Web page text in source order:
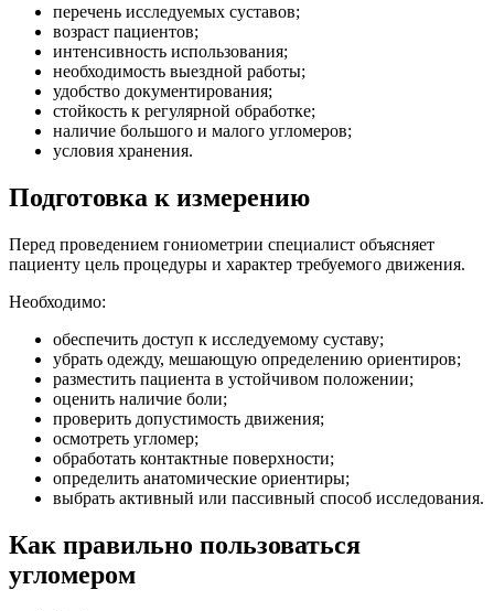
перечень исследуемых суставов;
возраст пациентов;
интенсивность использования;
необходимость выездной работы;
удобство документирования;
стойкость к регулярной обработке;
наличие большого и малого угломеров;
условия хранения.
Подготовка к измерению
Перед проведением гониометрии специалист объясняет
пациенту цель процедуры и характер требуемого движения.
Необходимо:
обеспечить доступ к исследуемому суставу;
убрать одежду, мешающую определению ориентиров;
разместить пациента в устойчивом положении;
оценить наличие боли;
проверить допустимость движения;
осмотреть угломер;
обработать контактные поверхности;
определить анатомические ориентиры;
выбрать активный или пассивный способ исследования.
Как правильно пользоваться
угломером